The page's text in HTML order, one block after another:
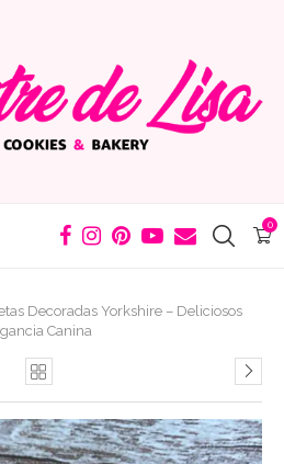
0
Decoradas Yorkshire – Deliciosos
Canina